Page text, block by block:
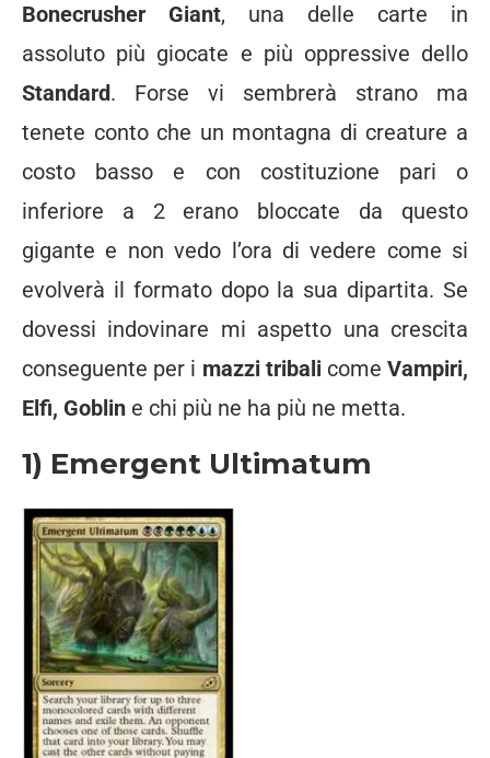
Bonecrusher Giant, una delle carte in
assoluto più giocate e più oppressive dello
Standard. Forse vi sembrerà strano ma
tenete conto che un montagna di creature a
costo basso e con costituzione pari o
inferiore a 2 erano bloccate da questo
gigante e non vedo l’ora di vedere come si
evolverà il formato dopo la sua dipartita. Se
dovessi indovinare mi aspetto una crescita
conseguente per i mazzi tribalicomeVampiri,
Elfi, Goblin e chi più ne ha più ne metta.
1) Emergent Ultimatum